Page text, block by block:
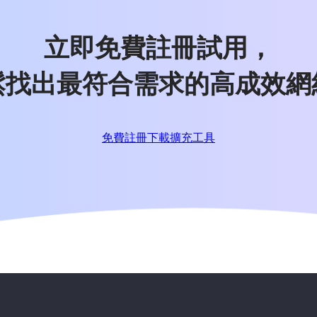
立即免費註冊試用，
出最符合需求的高成效
免費註冊下載擴充工具